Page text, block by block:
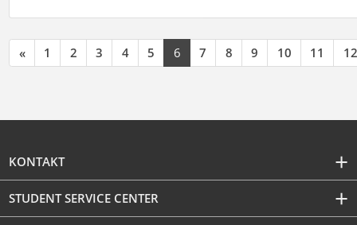
« 1 2 3 4 5 6 7 8 9 10 11 12
KONTAKT
STUDENT SERVICE CENTER